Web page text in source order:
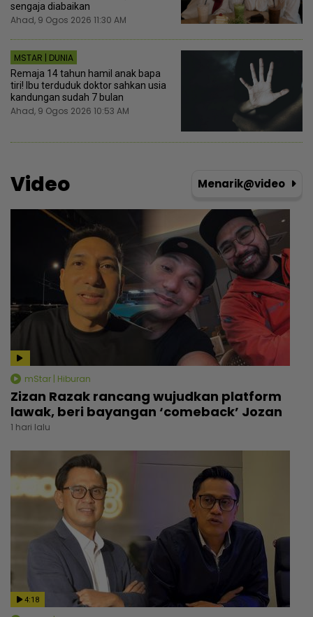
sengaja diabaikan
Ahad, 9 Ogos 2026 11:30 AM
MSTAR | DUNIA
Remaja 14 tahun hamil anak bapa
tiri! Ibu terduduk doktor sahkan usia
kandungan sudah 7 bulan
Ahad, 9 Ogos 2026 10:53 AM
Video Menarik@video
mStar | Hiburan
Zizan Razak rancang wujudkan platform
lawak, beri bayangan ‘comeback’ Jozan
1 hari lalu
4:18